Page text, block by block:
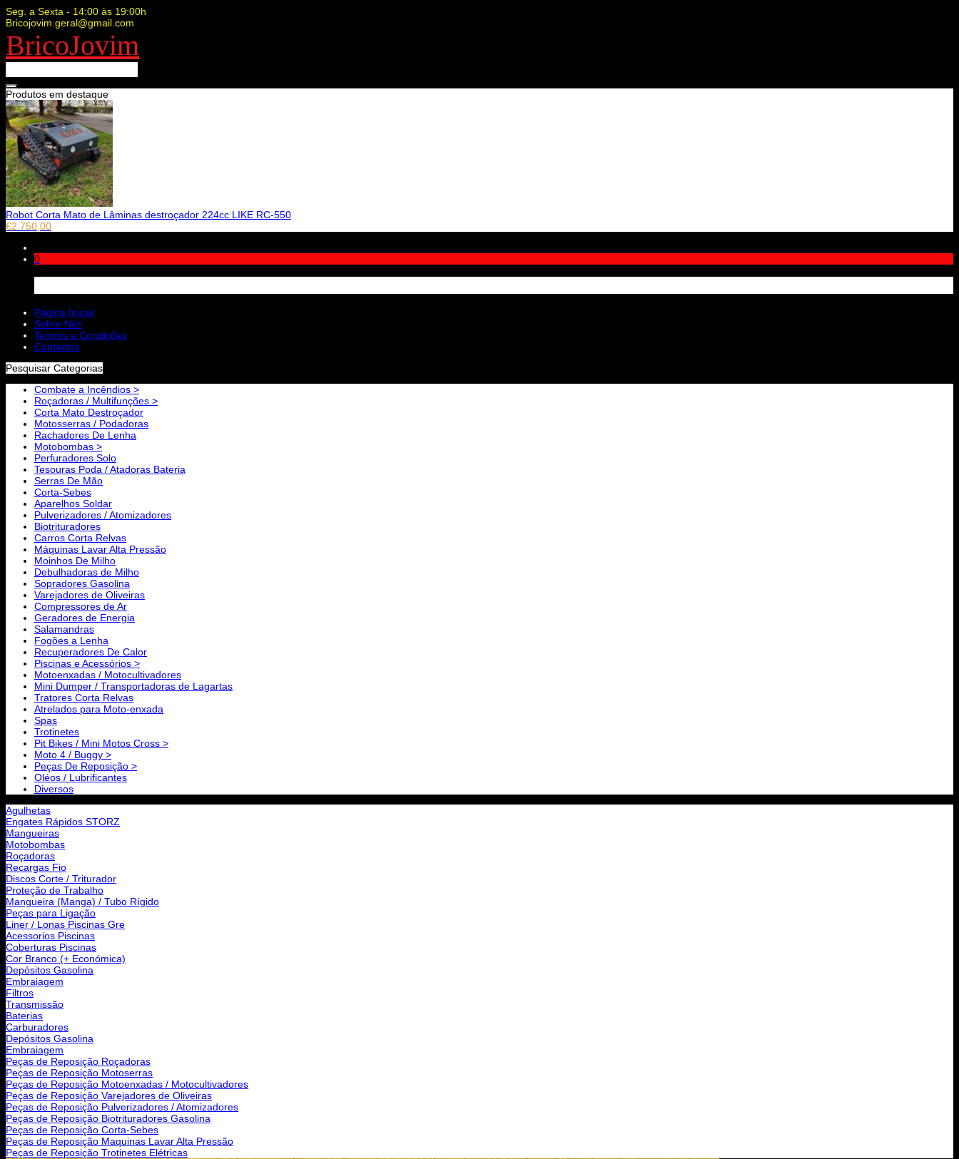
Seg. a Sexta - 14:00 às 19:00h
Bricojovim.geral@gmail.com
BricoJovim
Produtos em destaque
Robot Corta Mato de Lâminas destroçador 224cc LIKE RC-550
€2.750,00
0
Página Inicial
Sobre Nós
Termos e Condições
Contactos
Pesquisar Categorias
Combate a Incêndios >
Roçadoras / Multifunções >
Corta Mato Destroçador
Motosserras / Podadoras
Rachadores De Lenha
Motobombas >
Perfuradores Solo
Tesouras Poda / Atadoras Bateria
Serras De Mão
Corta-Sebes
Aparelhos Soldar
Pulverizadores / Atomizadores
Biotrituradores
Carros Corta Relvas
Máquinas Lavar Alta Pressão
Moinhos De Milho
Debulhadoras de Milho
Sopradores Gasolina
Varejadores de Oliveiras
Compressores de Ar
Geradores de Energia
Salamandras
Fogões a Lenha
Recuperadores De Calor
Piscinas e Acessórios >
Motoenxadas / Motocultivadores
Mini Dumper / Transportadoras de Lagartas
Tratores Corta Relvas
Atrelados para Moto-enxada
Spas
Trotinetes
Pit Bikes / Mini Motos Cross >
Moto 4 / Buggy >
Peças De Reposição >
Oléos / Lubrificantes
Diversos
Agulhetas
Engates Rápidos STORZ
Mangueiras
Motobombas
Roçadoras
Recargas Fio
Discos Corte / Triturador
Proteção de Trabalho
Mangueira (Manga) / Tubo Rígido
Peças para Ligação
Liner / Lonas Piscinas Gre
Acessorios Piscinas
Coberturas Piscinas
Cor Branco (+ Económica)
Depósitos Gasolina
Embraiagem
Filtros
Transmissão
Baterias
Carburadores
Depósitos Gasolina
Embraiagem
Peças de Reposição Roçadoras
Peças de Reposição Motoserras
Peças de Reposição Motoenxadas / Motocultivadores
Peças de Reposição Varejadores de Oliveiras
Peças de Reposição Pulverizadores / Atomizadores
Peças de Reposição Biotrituradores Gasolina
Peças de Reposição Corta-Sebes
Peças de Reposição Maquinas Lavar Alta Pressão
Peças de Reposição Trotinetes Elétricas